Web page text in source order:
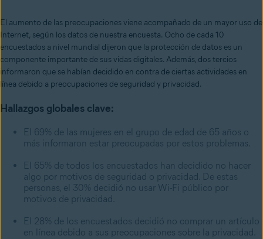
El aumento de las preocupaciones viene acompañado de un mayor uso de
Internet, según los datos de nuestra encuesta. Ocho de cada 10
encuestados a nivel mundial dijeron que la protección de datos es un
componente importante de sus vidas digitales. Además, dos tercios
informaron que se habían decidido en contra de ciertas actividades en
línea debido a preocupaciones de seguridad y privacidad.
Hallazgos globales clave:
El 69% de las mujeres en el grupo de edad de 65 años o
más informaron estar preocupadas por estos problemas.
El 65% de todos los encuestados han decidido no hacer
algo por motivos de seguridad o privacidad. De estas
personas, el 30% decidió no usar Wi-Fi público por
motivos de privacidad.
El 28% de los encuestados decidió no comprar un artículo
en línea debido a sus preocupaciones sobre la privacidad.